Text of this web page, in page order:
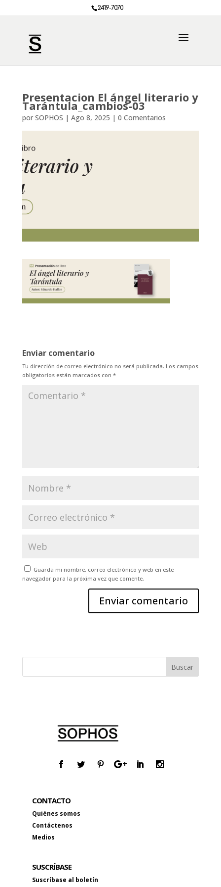
2419-7070
Presentacion El ángel literario y
Tarántula_cambios-03
por SOPHOS | Ago 8, 2025 | 0 Comentarios
Enviar comentario
Tu dirección de correo electrónico no será publicada. Los campos
obligatorios están marcados con *
Guarda mi nombre, correo electrónico y web en este
navegador para la próxima vez que comente.
CONTACTO
Quiénes somos
Contáctenos
Medios
SUSCRÍBASE
Suscríbase al boletín